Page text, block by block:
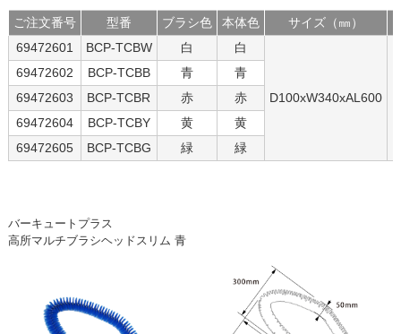
ご注文番号
型番
69472601
BCP-TCBW
69472602
BCP-TCBB
69472603
BCP-TCBR
69472604
BCP-TCBY
69472605
BCP-TCBG
ブラシ色 本体色 サイズ（㎜）
白
白
D100xW340xAL600
青
青
赤
赤
黄
黄
緑
緑
バーキュートプラス
高所マルチブラシヘッドスリム 青